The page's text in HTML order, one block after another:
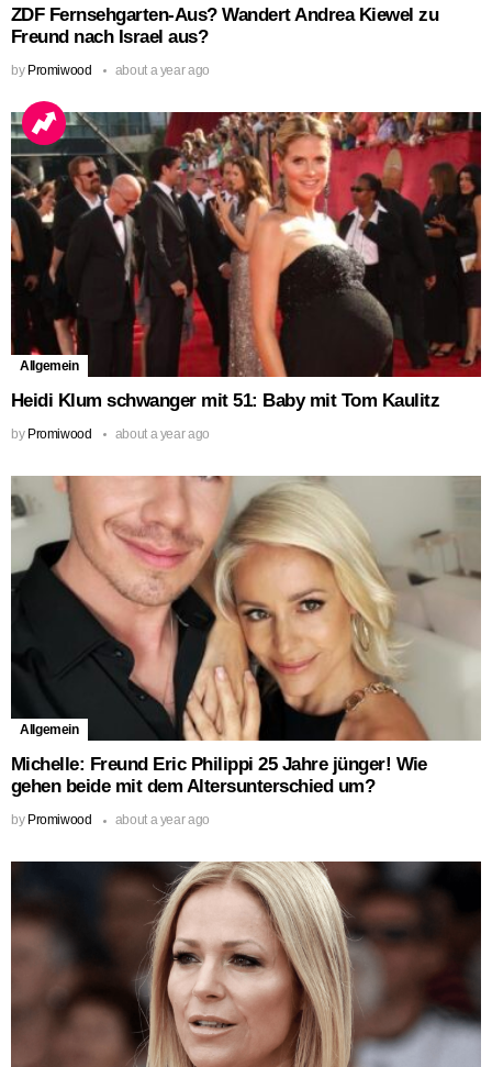
ZDF Fernsehgarten-Aus? Wandert Andrea Kiewel zu
Freund nach Israel aus?
by Promiwood about a year ago
Allgemein
Heidi Klum schwanger mit 51: Baby mit Tom Kaulitz
by Promiwood about a year ago
Allgemein
Michelle: Freund Eric Philippi 25 Jahre jünger! Wie
gehen beide mit dem Altersunterschied um?
by Promiwood about a year ago